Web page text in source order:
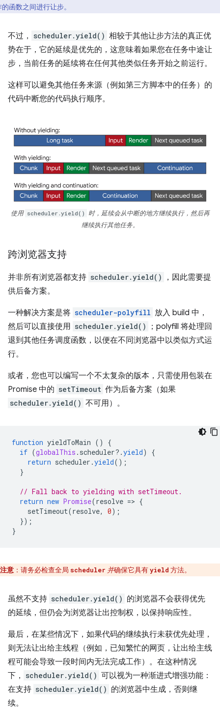
函数之间进行让步。
不过， scheduler.yield() 相较于其他让步方法的真正优
势在于，它的延续是优先的，这意味着如果您在任务中途让
步，当前任务的延续将在任何其他类似任务开始之前运行。
这样可以避免其他任务来源（例如第三方脚本中的任务）的
代码中断您的代码执行顺序。
使用 scheduler.yield()
时，延续会从中断的地方继续执行，然后再
继续执行其他任务。
跨浏览器支持
并非所有浏览器都支持 scheduler.yield()
，因此需要提
供后备方案。
一种解决方案是将 scheduler-polyfill 放入 build 中，
然后可以直接使用 scheduler.yield()
；polyfill 将处理回
退到其他任务调度函数，以便在不同浏览器中以类似方式运
行。
或者，您也可以编写一个不太复杂的版本，只需使用包装在
Promise 中的 setTimeout 作为后备方案（如果
scheduler.yield() 不可用）。
function yieldToMain ()
{
if (globalThis . scheduler? .yield)
{
return scheduler .yield();
}
// Fall back to yielding with setTimeout.
return new Promise(resolve => {
setTimeout(resolve, 0);
});
}
注意 ：请务必检查全局 scheduler 并确保它具有yield 方法。
虽然不支持 scheduler.yield() 的浏览器不会获得优先
的延续，但仍会为浏览器让出控制权，以保持响应性。
最后，在某些情况下，如果代码的继续执行未获优先处理，
则无法让出给主线程（例如，已知繁忙的网页，让出给主线
程可能会导致一段时间内无法完成工作）。在这种情况
下，
scheduler.yield() 可以视为一种渐进式增强功能：
在支持 scheduler.yield() 的浏览器中生成，否则继
续。